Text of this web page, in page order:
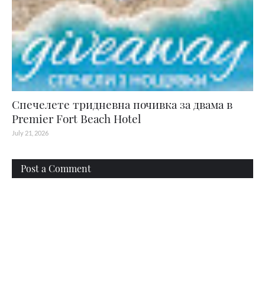
Спечелете тридневна почивка за двама в
Premier Fort Beach Hotel
July 21, 2026
Post a Comment